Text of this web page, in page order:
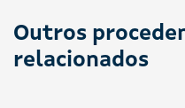
Outros
relacionados